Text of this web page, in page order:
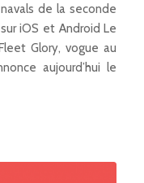
de la seconde
iOS et Android Le
Glory, vogue au
aujourd’hui le